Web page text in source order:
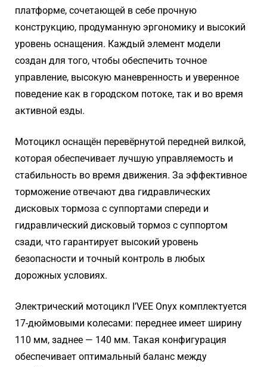
платформе, сочетающей в себе прочную
конструкцию, продуманную эргономику и высокий
уровень оснащения. Каждый элемент модели
создан для того, чтобы обеспечить точное
управление, высокую маневренность и уверенное
поведение как в городском потоке, так и во время
активной езды.
Мотоцикл оснащён перевёрнутой передней вилкой,
которая обеспечивает лучшую управляемость и
стабильность во время движения. За эффективное
торможение отвечают два гидравлических
дисковых тормоза с суппортами спереди и
гидравлический дисковый тормоз с суппортом
сзади, что гарантирует высокий уровень
безопасности и точный контроль в любых
дорожных условиях.
Электрический мотоцикл I’VEE Onyx комплектуется
17-дюймовыми колесами: переднее имеет ширину
110 мм, заднее — 140 мм. Такая конфигурация
обеспечивает оптимальный баланс между